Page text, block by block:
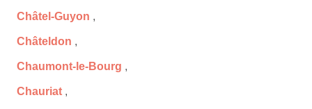
Châtel-Guyon ,
Châteldon ,
Chaumont-le-Bourg ,
Chauriat ,